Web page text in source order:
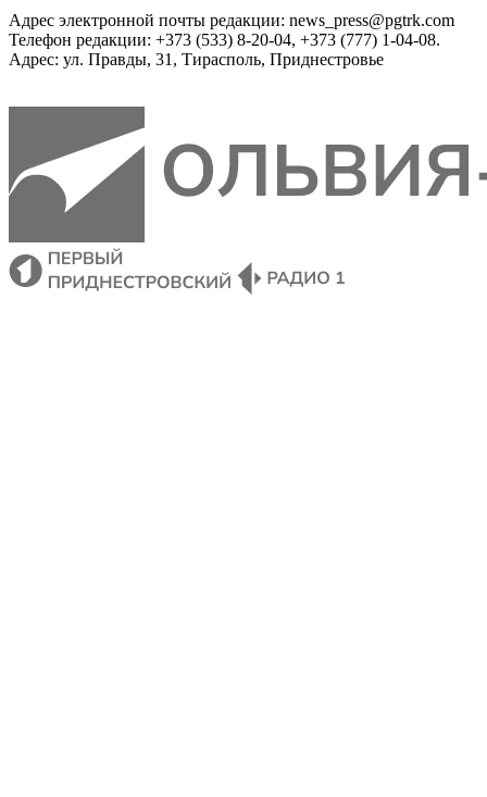
Адрес электронной почты редакции: news_press@pgtrk.com
Телефон редакции: +373 (533) 8-20-04, +373 (777) 1-04-08.
Адрес: ул. Правды, 31, Тирасполь, Приднестровье